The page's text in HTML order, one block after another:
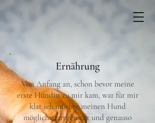
Ernährung
Von Anfang an, schon bevor meine
erste Hündin zu mir kam, war für mir
klar ich möchte meinen Hund
möglichst artgerecht und genauso